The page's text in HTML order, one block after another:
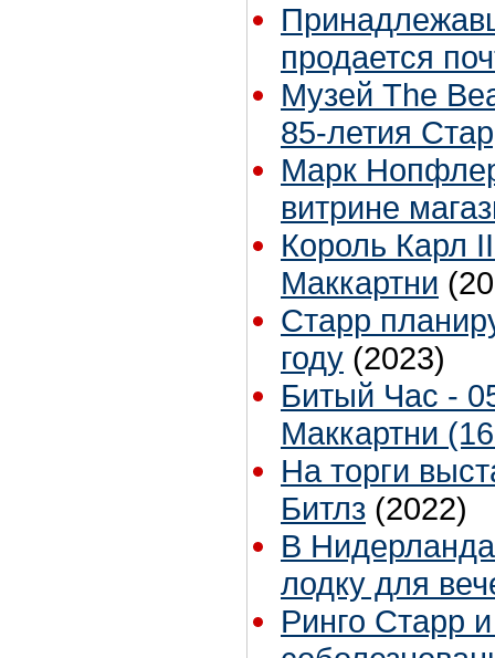
продается
Музей The
85-летия
Марк
витрине
Король Карл
Маккартни
Старр
году (2023)
Битый Час -
Маккартни
На торги
Битлз (2022)
В
лодку для
Ринго Старр